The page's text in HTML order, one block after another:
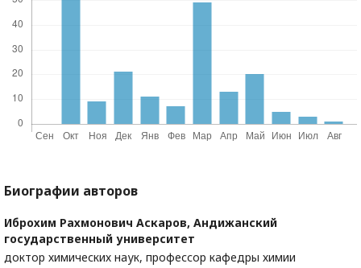
Биографии авторов
Иброхим Рахмонович Аскаров, Андижанский
государственный университет
доктор химических наук, профессор кафедры химии